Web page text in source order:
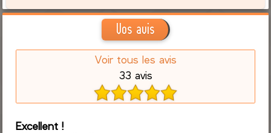
Vos avis
Voir tous les avis
33 avis
Excellent !